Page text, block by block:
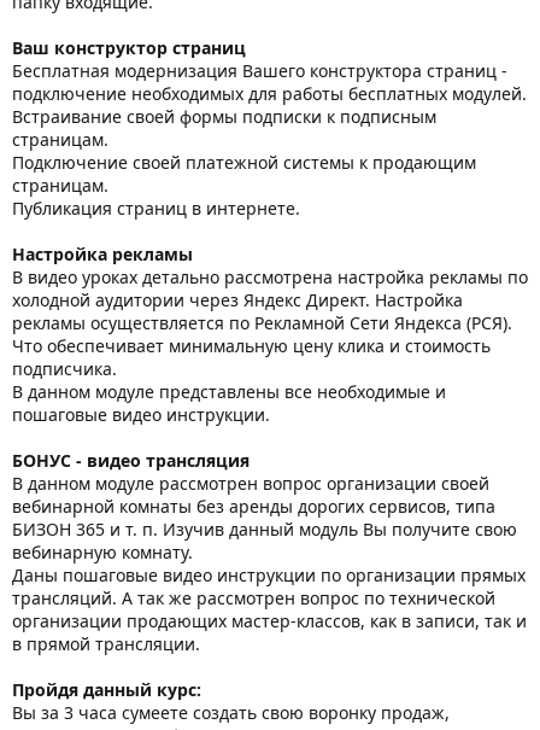
Ваш конструктор страниц
Бесплатная модернизация Вашего конструктора страниц -
подключение необходимых для работы бесплатных модулей.
Встраивание своей формы подписки к подписным
страницам.
Подключение своей платежной системы к продающим
страницам.
Публикация страниц в интернете.
Настройка рекламы
В видео уроках детально рассмотрена настройка рекламы по
холодной аудитории через Яндекс Директ. Настройка
рекламы осуществляется по Рекламной Сети Яндекса (РСЯ).
Что обеспечивает минимальную цену клика и стоимость
подписчика.
В данном модуле представлены все необходимые и
пошаговые видео инструкции.
БОНУС - видео трансляция
В данном модуле рассмотрен вопрос организации своей
вебинарной комнаты без аренды дорогих сервисов, типа
БИЗОН 365 и т. п. Изучив данный модуль Вы получите свою
вебинарную комнату.
Даны пошаговые видео инструкции по организации прямых
трансляций. А так же рассмотрен вопрос по технической
организации продающих мастер-классов, как в записи, так и
в прямой трансляции.
Пройдя данный курс:
Вы за 3 часа сумеете создать свою воронку продаж,